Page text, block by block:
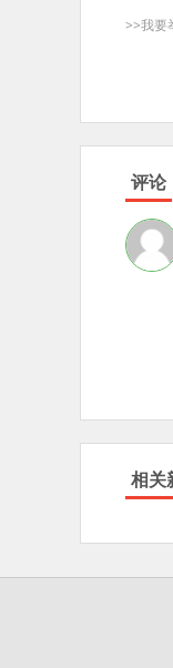
>>我要
评论
相关